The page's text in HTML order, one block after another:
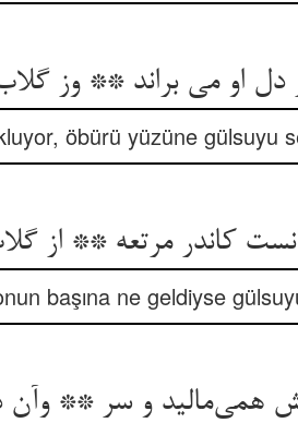
او می براند ** وز
öbürü yüzüne gülsuyu
کاندر مرتعه ** از
başına ne geldiyse
همی‌مالید و سر ** وآن